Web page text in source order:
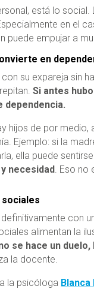
está lo social.
en el
puede empujar a
en
con su expareja sin
Si antes
hijos de por
Ejemplo: si la
ella puede
necesidad. Eso no
sociales
con
alimentan la
se hace un
la docente.
la psicóloga